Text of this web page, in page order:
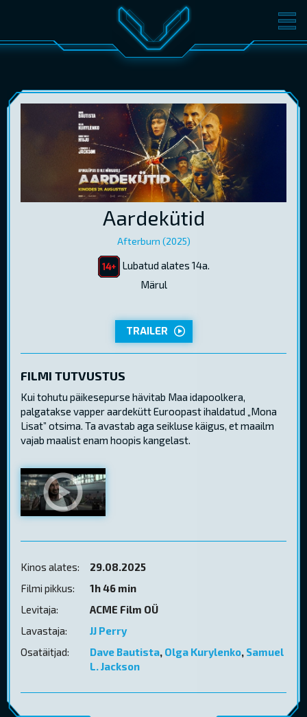
FILMID PILETID
KONVERENTS V-KLUBI
KINKEKAARDID
Aardekütid
Afterburn (2025)
Lubatud alates 14a.
Märul
TRAILER
FILMI TUTVUSTUS
Kui tohutu päikesepurse hävitab Maa idapoolkera,
palgatakse vapper aardekütt Euroopast ihaldatud „Mona
Lisat” otsima. Ta avastab aga seikluse käigus, et maailm
vajab maalist enam hoopis kangelast.
Kinos alates:
29.08.2025
Filmi pikkus:
1h 46 min
Levitaja:
ACME Film OÜ
Lavastaja:
JJ Perry
Osatäitjad:
Dave Bautista, Olga Kurylenko, Samuel
L. Jackson